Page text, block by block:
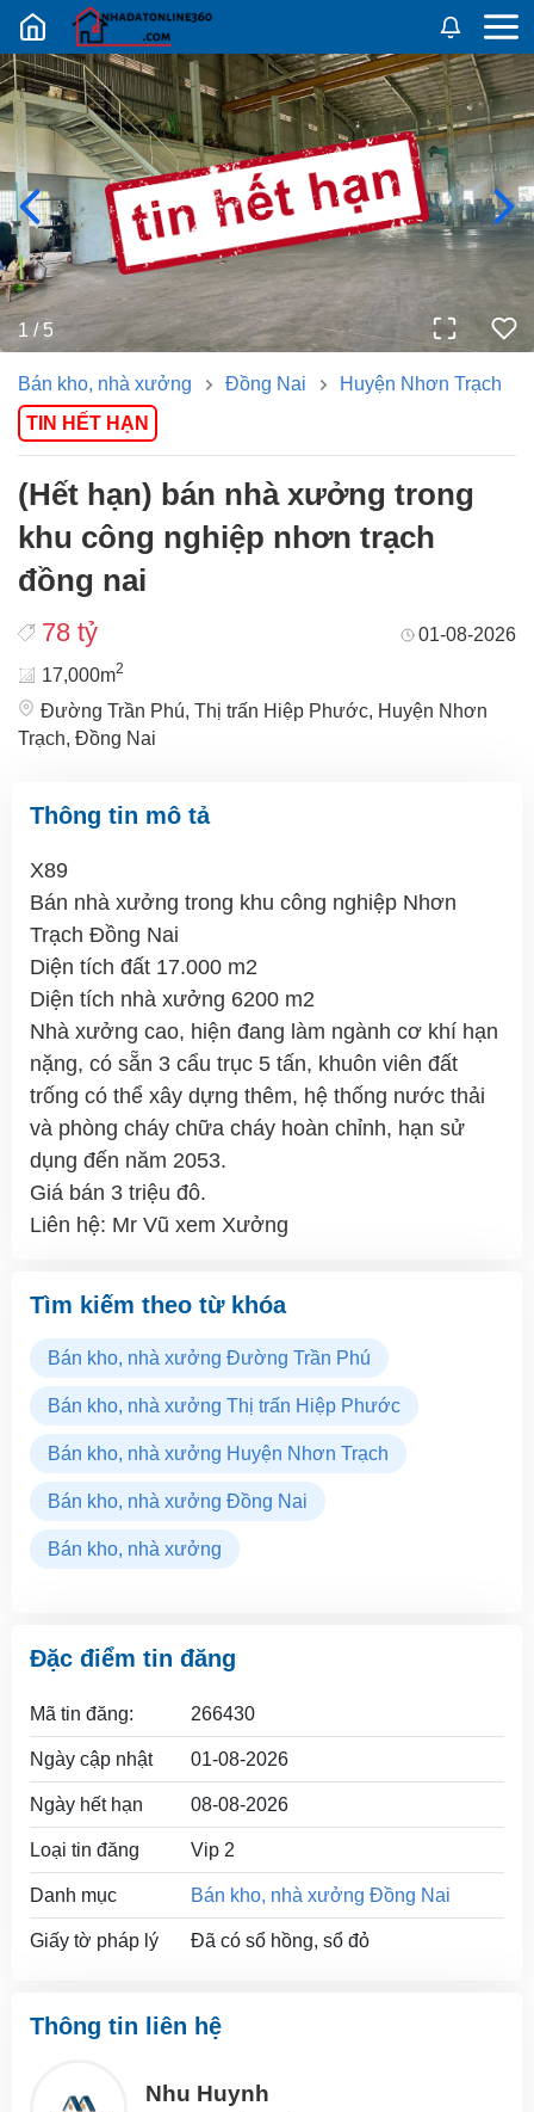
Nhadatban24h.vn
1 / 5
Bán kho, nhà xưởng Đồng Nai
Huyện Nhơn Trạch
TIN HẾT HẠN
(hết hạn) bán nhà xưởng trong
khu công nghiệp nhơn trạch
đồng nai
78 tỷ
01-08-2026
17,000m2
Đường Trần Phú, Thị trấn Hiệp Phước, Huyện Nhơn
Trạch, Đồng Nai
Thông tin mô tả
X89
Bán nhà xưởng trong khu công nghiệp Nhơn
Trạch Đồng Nai
Diện tích đất 17.000 m2
Diện tích nhà xưởng 6200 m2
Nhà xưởng cao, hiện đang làm ngành cơ khí hạn
nặng, có sẵn 3 cẩu trục 5 tấn, khuôn viên đất
trống có thể xây dựng thêm, hệ thống nước thải
và phòng cháy chữa cháy hoàn chỉnh, hạn sử
dụng đến năm 2053.
Giá bán 3 triệu đô.
Liên hệ: Mr Vũ xem Xưởng
Tìm kiếm theo từ khóa
Bán kho, nhà xưởng Đường Trần Phú
Bán kho, nhà xưởng Thị trấn Hiệp Phước
Bán kho, nhà xưởng Huyện Nhơn Trạch
Bán kho, nhà xưởng Đồng Nai
Bán kho, nhà xưởng
Đặc điểm tin đăng
Mã tin đăng: 266430
Ngày cập nhật 01-08-2026
Ngày hết hạn 08-08-2026
Loại tin đăng Vip 2
Danh mục Bán kho, nhà xưởng Đồng Nai
Giấy tờ pháp lý Đã có sổ hồng, sổ đỏ
Thông tin liên hệ
Nhu Huynh